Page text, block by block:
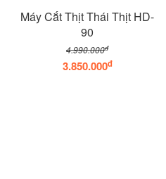
Máy Cắt Thịt Thái Thịt HD-
90
4.990.000đ
3.850.000đ